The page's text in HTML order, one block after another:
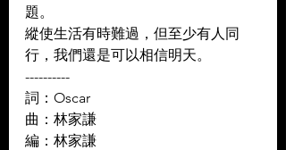
題。
縱使生活有時難過，但至少有人同
行，我們還是可以相信明天。
----------
詞：Oscar
曲：林家謙
編：林家謙